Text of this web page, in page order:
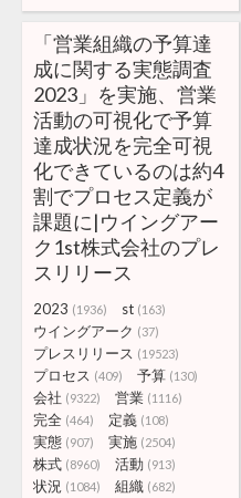
「営業組織の予算達
成に関する実態調査
2023」を実施、営業
活動の可視化で予算
達成状況を完全可視
化できているのは約4
割でプロセス定義が
課題に|ウイングアー
ク1st株式会社のプレ
スリリース
2023 (1936) st (163)
ウイングアーク (37)
プレスリリース (19523)
プロセス (409) 予算 (130)
会社 (9322) 営業 (1116)
完全 (464) 定義 (108)
実態 (907) 実施 (2504)
株式 (8960) 活動 (913)
状況 (1084) 組織 (682)